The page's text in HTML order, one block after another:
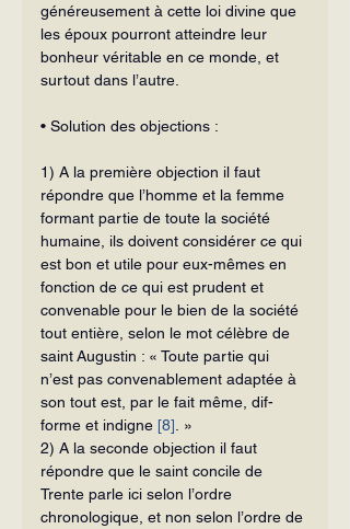
généreusement à cette loi divine que
les époux pourront atteindre leur
bonheur véritable en ce monde, et
surtout dans l’autre.
• Solution des objections :
1) A la première objection il faut
répondre que l’homme et la femme
for­mant partie de toute la société
humaine, ils doivent considérer ce qui
est bon et utile pour eux-mêmes en
fonction de ce qui est prudent et
convenable pour le bien de la société
tout entière, selon le mot célèbre de
saint Augustin : « Toute partie qui
n’est pas convenablement adaptée à
son tout est, par le fait même, dif­
forme et indigne [8] . »
2) A la seconde objection il faut
répondre que le saint concile de
Trente parle ici selon l’ordre
chronologique, et non selon l’ordre de